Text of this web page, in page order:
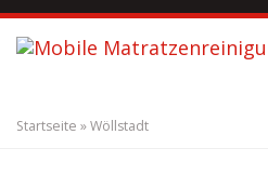
S
Startseite »Wöllstadt